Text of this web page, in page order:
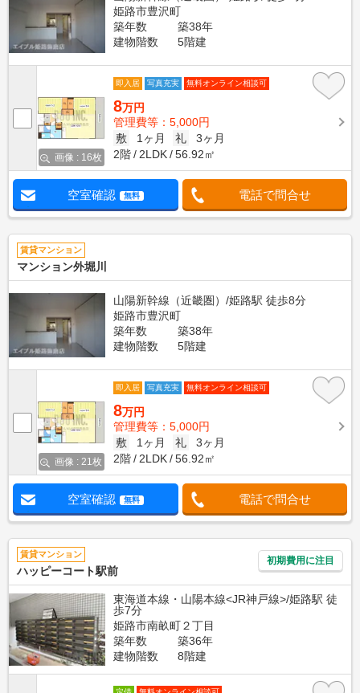
姫路市豊沢町
築年数
築38年
建物階数
5階建
画像 : 16枚
即入居 写真充実 無料オンライン相談可
8万円
管理費等：5,000円
敷
1ヶ月 礼
3ヶ月
2階
2LDK 56.92㎡
空室確認 無料 電話で問合せ
賃貸マンション
マンション外堀川
山陽新幹線（近畿圏）/姫路駅 徒歩8分
姫路市豊沢町
築年数
築38年
建物階数
5階建
画像 : 21枚
即入居 写真充実 無料オンライン相談可
8万円
管理費等：5,000円
敷
1ヶ月 礼
3ヶ月
2階
2LDK 56.92㎡
空室確認 無料 電話で問合せ
賃貸マンション
ハッピーコート駅前
初期費用に注目
東海道本線・山陽本線<JR神戸線>/姫路駅 徒
歩7分
姫路市南畝町２丁目
築年数
築36年
建物階数
8階建